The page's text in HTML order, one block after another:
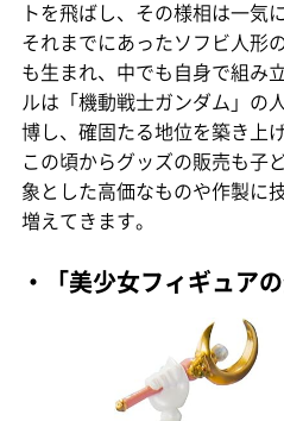
トを飛ばし、その様相は一気
それまでにあったソフビ人形
も生まれ、中でも自身で組み
ルは「機動戦士ガンダム」の
博し、確固たる地位を築き上
この頃からグッズの販売も子
象とした高価なものや作製に
増えてきます。
・「美少女フィギュアの